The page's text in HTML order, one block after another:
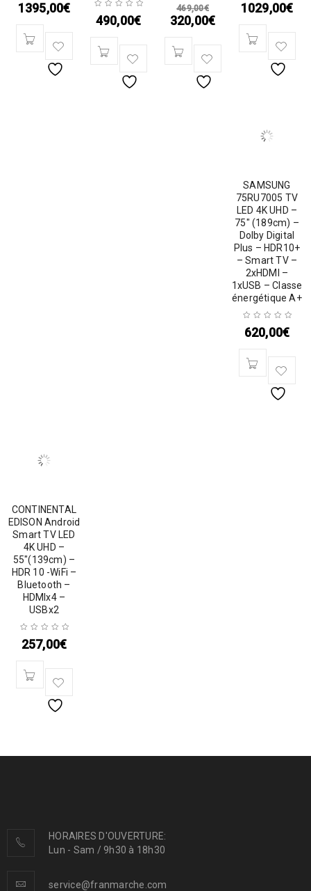
1395,00€
490,00€
469,00€
320,00€
1029,00€
SAMSUNG
75RU7005 TV
LED 4K UHD –
75″ (189cm) –
Dolby Digital
Plus – HDR10+
– Smart TV –
2xHDMI –
1xUSB – Classe
énergétique A+
620,00€
CONTINENTAL
EDISON Android
Smart TV LED
4K UHD –
55″(139cm) –
HDR 10 -WiFi –
Bluetooth –
HDMIx4 –
USBx2
257,00€
HORAIRES D'OUVERTURE:
Lun - Sam / 9h30 à 18h30
service@franmarche.com